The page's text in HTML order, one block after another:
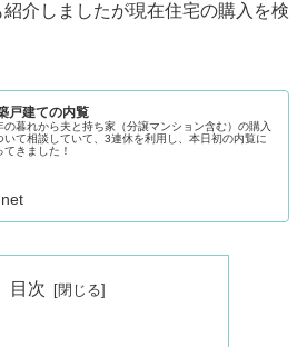
介しましたが現在住宅の購入を検
戸建ての内覧
の暮れから夫と持ち家（分譲マンション含む）の購入
いて相談していて、3連休を利用し、本日初の内覧に
てきました！
目次